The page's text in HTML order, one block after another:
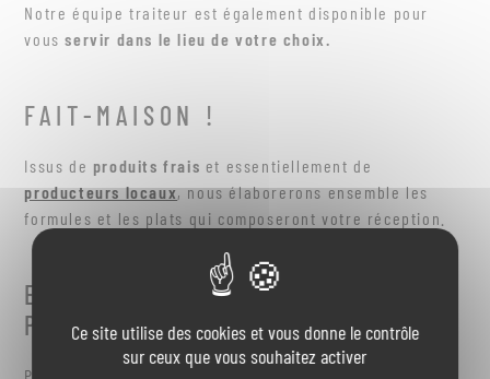
Notre équipe traiteur est également disponible pour
vousservir dans le lieu de votre choix.
FAIT-MAISON !
Issus de produits frais et essentiellement de
producteurs locaux, nous élaborerons ensemble les
formules et les plats qui composeront votre réception.
EN SAVOIR PLUS SUR NOS
PRESTATIONS ET TARIFS
Ce site utilise des cookies et vous donne le contrôle
sur ceux que vous souhaitez activer